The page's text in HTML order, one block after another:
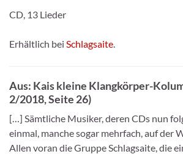
CD, 13 Lieder
Erhältlich bei Schlagsaite.
Aus: Kais kleine Klangkörper-
2/2018, Seite 26)
[…] Sämtliche Musiker, deren CDs nun
einmal, manche sogar mehrfach, auf der
Allen voran die Gruppe Schlagsaite, die